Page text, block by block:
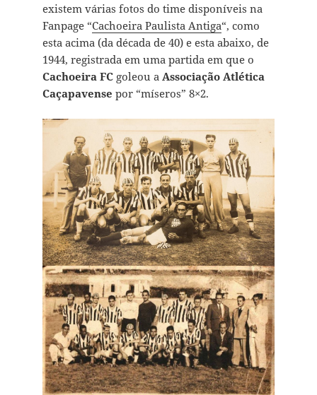
existem várias fotos do time disponíveis na
Fanpage “Cachoeira Paulista Antiga“, como
esta acima (da década de 40) e esta abaixo, de
1944, registrada em uma partida em que o
Cachoeira FCgoleou a Associação Atlética
Caçapavense por “míseros” 8×2.